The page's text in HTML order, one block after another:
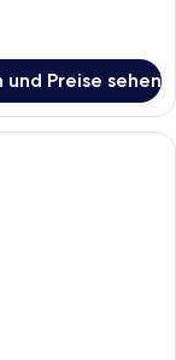
Preise sehen
vom Balkon aus,